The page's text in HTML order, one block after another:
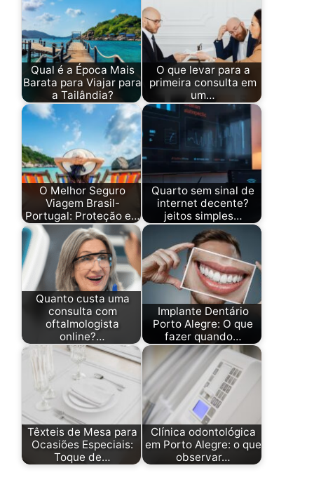
Qual é a Época Mais
Barata para Viajar para
a Tailândia?
O que levar para a
primeira consulta em
um…
O Melhor Seguro
Viagem Brasil-
Portugal: Proteção e…
Quarto sem sinal de
internet decente?
jeitos simples…
Quanto custa uma
consulta com
oftalmologista
online?…
Implante Dentário
Porto Alegre: O que
fazer quando…
Têxteis de Mesa para
Ocasiões Especiais:
Toque de…
Clínica odontológica
em Porto Alegre: o que
observar…